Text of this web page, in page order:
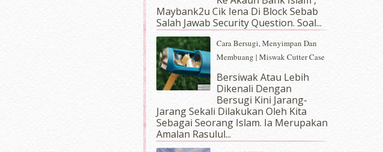
Maybank2u Cik Iena Di Block Sebab
Salah Jawab Security Question. Soal...
Cara Bersugi, Menyimpan Dan
Membuang | Miswak Cutter Case
Bersiwak Atau Lebih
Dikenali Dengan
Bersugi Kini Jarang-
Jarang Sekali Dilakukan Oleh Kita
Sebagai Seorang Islam. Ia Merupakan
Amalan Rasulul...